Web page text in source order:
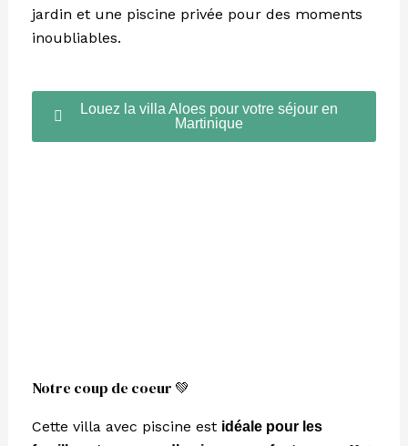
jardin et une piscine privée pour des moments
inoubliables.
Louez la villa Aloes pour votre séjour en
Martinique
Notre coup de coeur 💚
Cette villa avec piscine est idéale pour les